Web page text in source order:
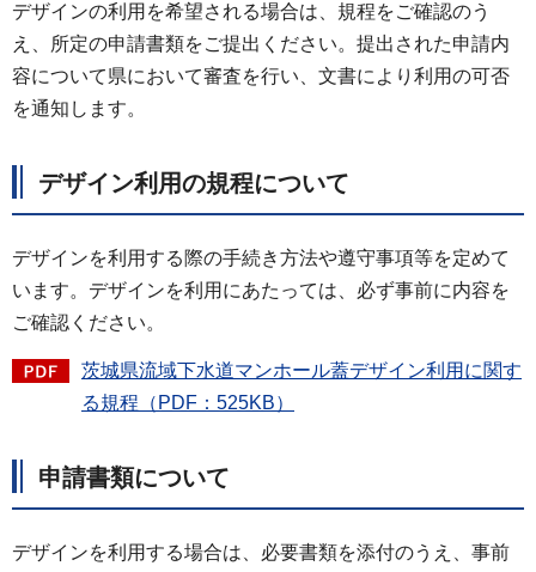
デザインの利用を希望される場合は、規程をご確認のう
え、所定の申請書類をご提出ください。提出された申請内
容について県において審査を行い、文書により利用の可否
を通知します。
デザイン利用の規程について
デザインを利用する際の手続き方法や遵守事項等を定めて
います。デザインを利用にあたっては、必ず事前に内容を
ご確認ください。
茨城県流域下水道マンホール蓋デザイン利用に関す
る規程（PDF：525KB）
申請書類について
デザインを利用する場合は、必要書類を添付のうえ、事前